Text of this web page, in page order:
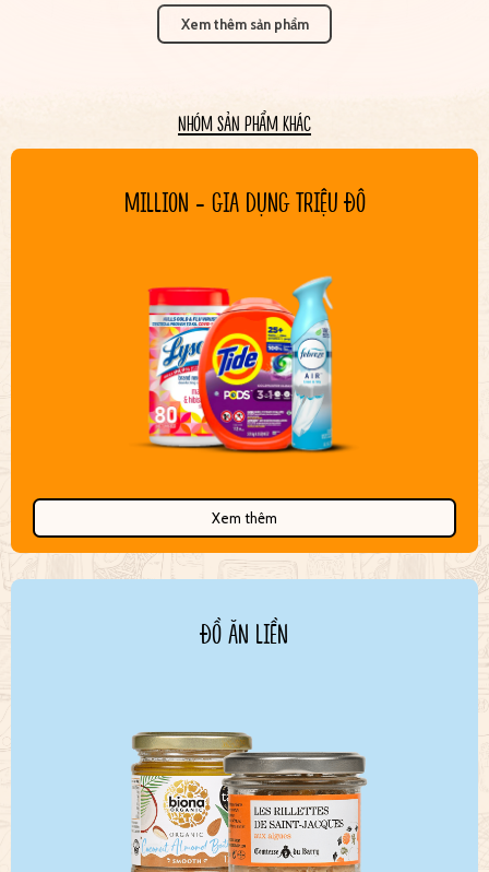
Xem thêm sản phẩm
NHÓM SẢN PHẨM KHÁC
MILLION - GIA DỤNG TRIỆU ĐÔ
Xem thêm
ĐỒ ĂN LIỀN